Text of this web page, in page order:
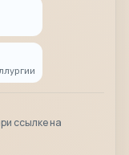
ссылке на